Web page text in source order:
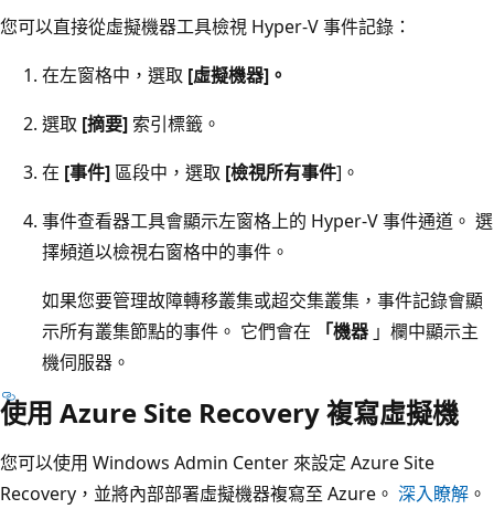
您可以直接從虛擬機器工具檢視 Hyper-V 事件記錄：
在左窗格中，選取 [虛擬機器]。
選取 [摘要] 索引標籤。
在 [事件] 區段中，選取 [檢視所有事件]。
事件查看器工具會顯示左窗格上的 Hyper-V 事件通道。 選
擇頻道以檢視右窗格中的事件。
如果您要管理故障轉移叢集或超交集叢集，事件記錄會顯
示所有叢集節點的事件。 它們會在
「機器 」欄中顯示主
機伺服器。
使用 Azure Site Recovery 複寫虛擬機
您可以使用 Windows Admin Center 來設定 Azure Site
Recovery，並將內部部署虛擬機器複寫至 Azure。 深入瞭解 。